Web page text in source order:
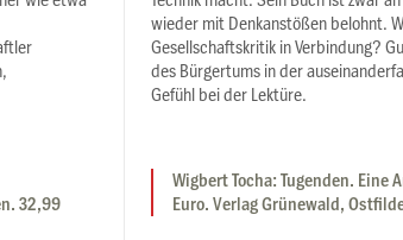
32,99
wieder mit Denkanstößen belohnt.
Gesellschaftskritik in Verbindung?
des Bürgertums in der
Gefühl bei der Lektüre.
Wigbert Tocha: Tugenden.
Euro. Verlag Grünewald,